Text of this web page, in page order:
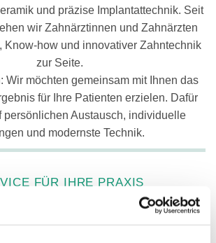
und präzise Implantattechnik. Seit
wir Zahnärztinnen und Zahnärzten
Know-how und innovativer Zahntechnik
zur Seite.
Wir möchten gemeinsam mit Ihnen das
für Ihre Patienten erzielen. Dafür
persönlichen Austausch, individuelle
und modernste Technik.
FÜR IHRE PRAXIS
technische Leistungen